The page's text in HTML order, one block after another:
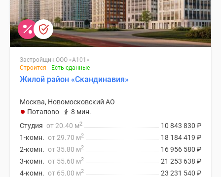
Застройщик ООО «А101»
Строится
Есть сданные
Жилой район «Скандинавия»
Москва, Новомосковский АО
Потапово
8 мин.
10 843 830 ₽
Студия от 20.40 м2
18 184 419 ₽
1-комн. от 29.70 м2
16 956 580 ₽
2-комн. от 35.80 м2
21 253 638 ₽
3-комн. от 55.60 м2
23 231 540 ₽
4-комн. от 65.00 м2